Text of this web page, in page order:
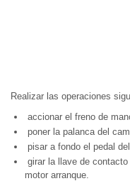
Realizar las operaciones
accionar el freno de
poner la palanca del
pisar a fondo el pedal
girar la llave de
motor arranque.